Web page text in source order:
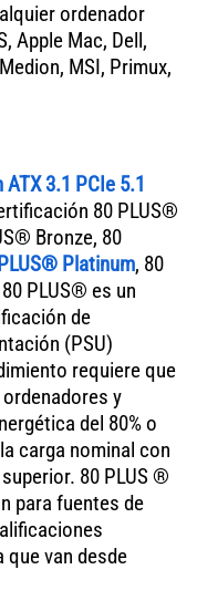
ordenador
Apple Mac, Dell,
MSI, Primux,
3.1 PCIe 5.1
80 PLUS®
Bronze, 80
Platinum, 80
PLUS® es un
de
(PSU)
requiere que
y
del 80% o
carga nominal con
80 PLUS ®
para fuentes de
van desde